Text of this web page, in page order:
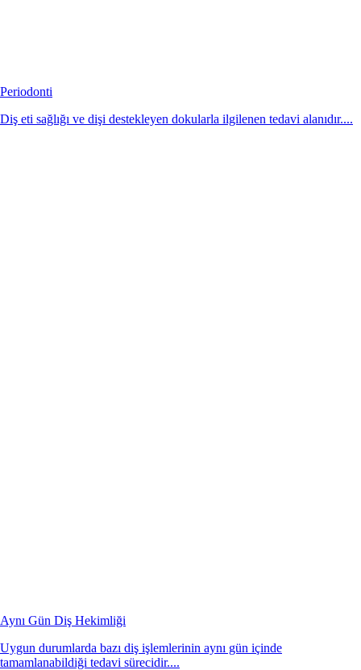
Periodonti
Diş eti sağlığı ve dişi destekleyen dokularla ilgilenen tedavi alanıdır....
Aynı Gün Diş Hekimliği
Uygun durumlarda bazı diş işlemlerinin aynı gün içinde
tamamlanabildiği tedavi sürecidir....